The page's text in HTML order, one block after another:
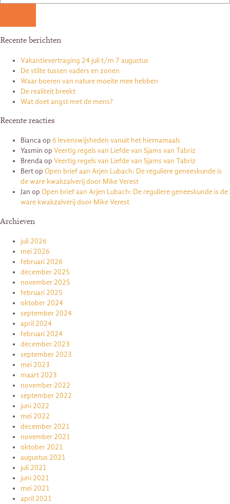
Recente berichten
Vakantievertraging 24 juli t/m 7 augustus
De stilte tussen vaders en zonen
Waar boeren van nature moeite mee hebben
De realiteit breekt
Wat doet angst met de mens?
Recente reacties
Biancaop 6 levenswijsheden vanuit het hiernamaals
Yasmin op Veertig regels van Liefde van Sjams van Tabriz
Brendaop Veertig regels van Liefde van Sjams van Tabriz
Bertop Open brief aan Arjen Lubach: De reguliere geneeskunde is
de ware kwakzalverij door Mike Verest
Jan op Open brief aan Arjen Lubach: De reguliere geneeskunde is de
ware kwakzalverij door Mike Verest
Archieven
juli 2026
mei 2026
februari 2026
december 2025
november 2025
februari 2025
oktober 2024
september 2024
april 2024
februari 2024
december 2023
september 2023
mei 2023
maart 2023
november 2022
september 2022
juni 2022
mei 2022
december 2021
november 2021
oktober 2021
augustus 2021
juli 2021
juni 2021
mei 2021
april 2021